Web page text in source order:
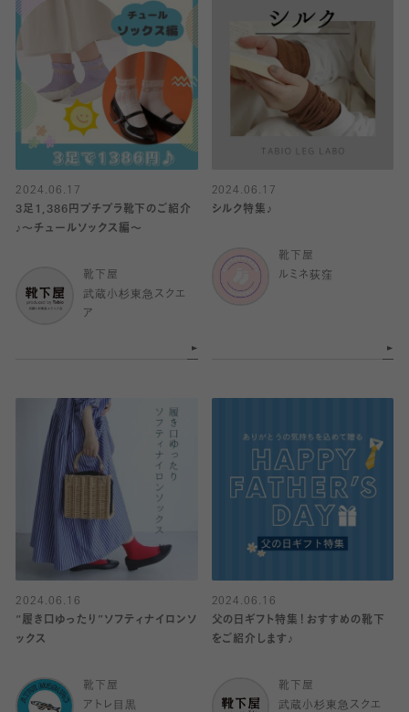
2024.06.17
3足1,386円プチプラ靴下のご紹介
♪〜チュールソックス編〜
靴下屋
武蔵小杉東急スクエ
ア
2024.06.17
シルク特集♪
靴下屋
ルミネ荻窪
2024.06.16
“履き口ゆったり”ソフティナイロンソ
ックス
靴下屋
アトレ目黒
2024.06.16
父の日ギフト特集！おすすめの靴下
をご紹介します♪
靴下屋
武蔵小杉東急スクエ